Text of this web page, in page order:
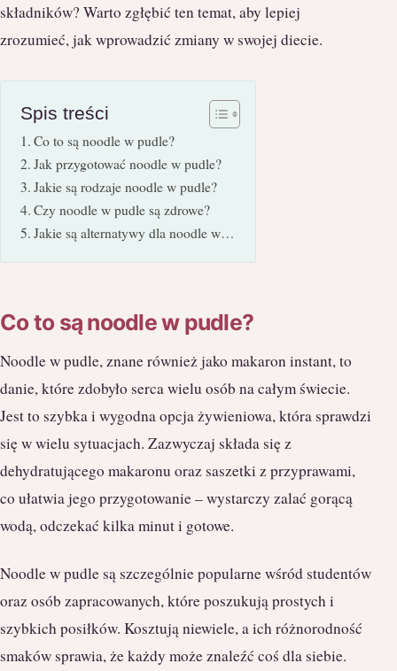
składników? Warto zgłębić ten temat, aby lepiej
zrozumieć, jak wprowadzić zmiany w swojej diecie.
Spis treści
Co to są noodle w pudle?
Jak przygotować noodle w pudle?
Jakie są rodzaje noodle w pudle?
Czy noodle w pudle są zdrowe?
Jakie są alternatywy dla noodle w…
Co to są noodle w pudle?
Noodle w pudle, znane również jako makaron instant, to
danie, które zdobyło serca wielu osób na całym świecie.
Jest to szybka i wygodna opcja żywieniowa, która sprawdzi
się w wielu sytuacjach. Zazwyczaj składa się z
dehydratującego makaronu oraz saszetki z przyprawami,
co ułatwia jego przygotowanie – wystarczy zalać gorącą
wodą, odczekać kilka minut i gotowe.
Noodle w pudle są szczególnie popularne wśród studentów
oraz osób zapracowanych, które poszukują prostych i
szybkich posiłków. Kosztują niewiele, a ich różnorodność
smaków sprawia, że każdy może znaleźć coś dla siebie.